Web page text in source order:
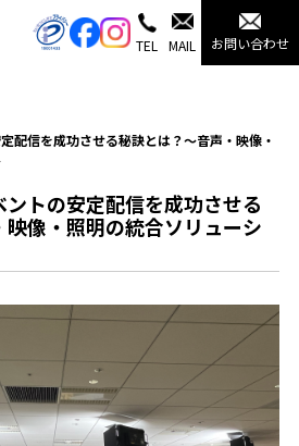
TEL MAIL お問い合わせ
配信を成功させる秘訣とは？～音声・映像・
トの安定配信を成功させる
像・照明の統合ソリューシ